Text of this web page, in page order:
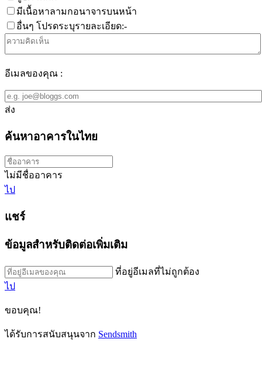
มีเนื้อหาลามกอนาจารบนหน้า
อื่นๆ โปรดระบุรายละเอียด:-
อีเมลของคุณ :
ส่ง
ค้นหาอาคารในไทย
ไม่มีชื่ออาคาร
ไป
แชร์
ข้อมูลสำหรับติดต่อเพิ่มเติม
ที่อยู่อีเมลที่ไม่ถูกต้อง
ไป
ขอบคุณ!
ได้รับการสนับสนุนจาก Sendsmith